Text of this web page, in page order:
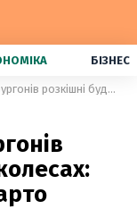
БІЗНЕС
5 сімей зробили з фургонів розкішні будинки на колесах: вражаючі фото, які варто побачити